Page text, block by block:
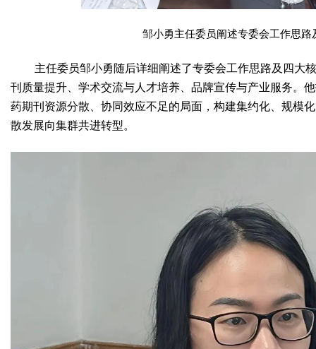
邹小勇主任委员阐述专委会工作思路
主任委员邹小勇随后详细阐述了专委会工作思路及四大
刊质量提升、学术交流与人才培养、品牌宣传与产业服务。
药期刊资源分散、协同效应不足的局面，构建集约化、规模
散发展向集群共进转型。